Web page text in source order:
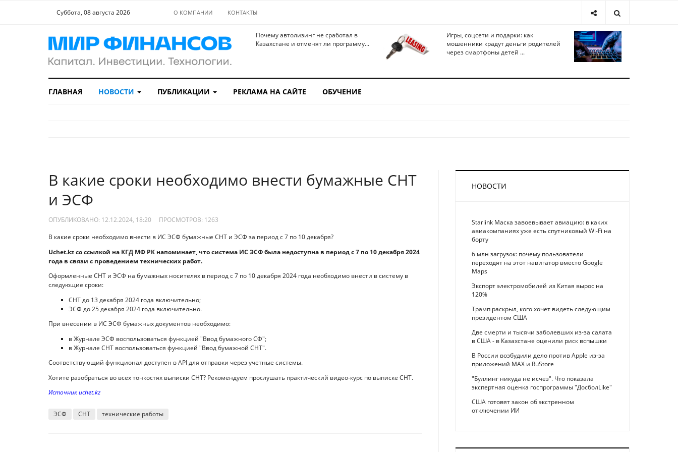
Суббота, 08 августа 2026 О КОМПАНИИ КОНТАКТЫ
Почему автолизинг не сработал в
Казахстане и отменят ли программу...
Игры, соцсети и подарки: как
мошенники крадут деньги родителей
через смартфоны детей ...
ГЛАВНАЯ НОВОСТИ ПУБЛИКАЦИИ РЕКЛАМА НА САЙТЕ ОБУЧЕНИЕ
В какие сроки необходимо внести бумажные СНТ
и ЭСФ
ОПУБЛИКОВАНО: 12.12.2024, 18:20 ПРОСМОТРОВ: 1263
В какие сроки необходимо внести в ИС ЭСФ бумажные СНТ и ЭСФ за период с 7 по 10 декабря?
Uchet.kz со ссылкой на КГД МФ РК напоминает, что система ИС ЭСФ была недоступна в период с 7 по 10 декабря 2024
года в связи с проведением технических работ.
Оформленные СНТ и ЭСФ на бумажных носителях в период с 7 по 10 декабря 2024 года необходимо внести в систему в
следующие сроки:
СНТ до 13 декабря 2024 года включительно;
ЭСФ до 25 декабря 2024 года включительно.
При внесении в ИС ЭСФ бумажных документов необходимо:
в Журнале ЭСФ воспользоваться функцией "Ввод бумажного СФ";
в Журнале СНТ воспользоваться функцией "Ввод бумажной СНТ".
Соответствующий функционал доступен в API для отправки через учетные системы.
Хотите разобраться во всех тонкостях выписки СНТ? Рекомендуем прослушать практический видео-курс по выписке СНТ.
Источник uchet.kz
ЭСФ СНТ технические работы
НОВОСТИ
Starlink Маска завоевывает авиацию: в каких
авиакомпаниях уже есть спутниковый Wi-Fi на
борту
6 млн загрузок: почему пользователи
переходят на этот навигатор вместо Google
Maps
Экспорт электромобилей из Китая вырос на
120%
Трамп раскрыл, кого хочет видеть следующим
президентом США
Две смерти и тысячи заболевших из-за салата
в США - в Казахстане оценили риск вспышки
В России возбудили дело против Apple из-за
приложений MAX и RuStore
"Буллинг никуда не исчез". Что показала
экспертная оценка госпрограммы "ДосболLike"
США готовят закон об экстренном
отключении ИИ